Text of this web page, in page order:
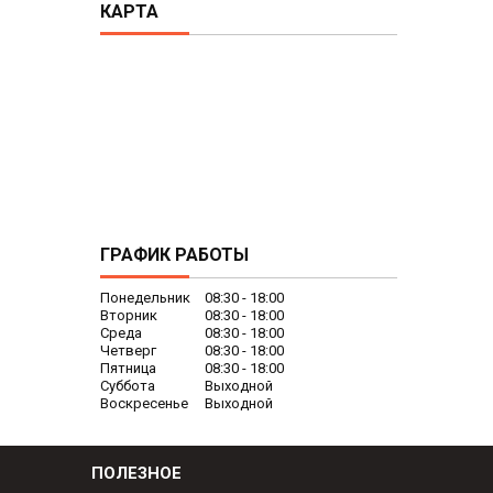
КАРТА
ГРАФИК РАБОТЫ
Понедельник 08:30
18:00
Вторник
08:30
18:00
Среда
08:30
18:00
Четверг
08:30
18:00
Пятница
08:30
18:00
Суббота
Выходной
Воскресенье
Выходной
ПОЛЕЗНОЕ